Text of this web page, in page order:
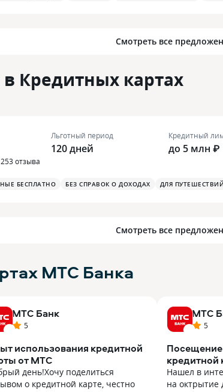
Смотреть все
Кредитных картах
253 отзыва
Льготный период
120 дней
Кредитный
до 5 млн ₽
БЕСПЛАТНО БЕЗ СПРАВОК О ДОХОДАХ ДЛЯ ПУТЕШЕСТВИЙ
Смотреть все
МТС Банка
МТС Банк
5
использования кредитной
от МТС
день!Хочу поделиться
о кредитной карте, честно
МТС
5
кредитной
Нашел в
на октрытие